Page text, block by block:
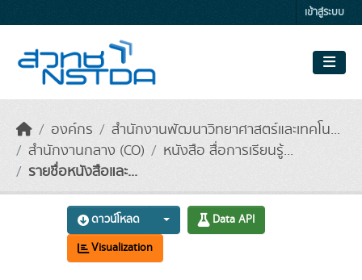
เข้าสู่ระบบ
องค์กร
สำนักงานพัฒนาวิทยาศาสตร์และเทคโน...
สำนักงานกลาง (CO)
หนังสือ สื่อการเรียนรู้...
รายชื่อหนังสือและ...
ดาวน์โหลด
Data API
Visualization